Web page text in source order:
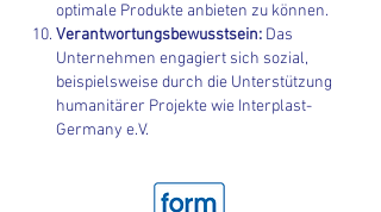
optimale Produkte anbieten zu können.
Verantwortungsbewusstsein: Das
Unternehmen engagiert sich sozial,
beispielsweise durch die Unterstützung
humanitärer Projekte wie Interplast-
Germany e.V.